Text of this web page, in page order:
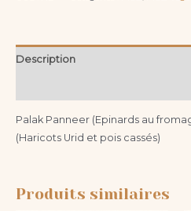
Description
Palak Panneer (Epinards au
(Haricots Urid et pois cassés)
Produits similaires